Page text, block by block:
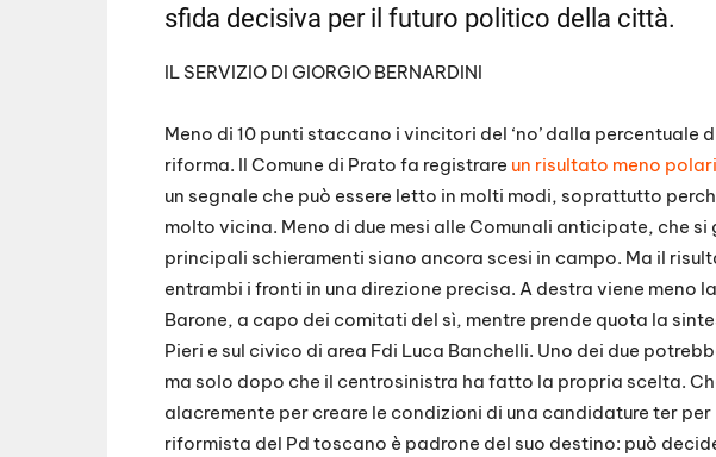
sfida decisiva per il futuro politico della città.
IL SERVIZIO DI GIORGIO BERNARDINI
Meno di 10 punti staccano i vincitori del ‘no’ dalla
riforma. Il Comune di Prato fa registrare un risultato meno
un segnale che può essere letto in molti modi, soprattutto
molto vicina. Meno di due mesi alle Comunali anticipate, che
principali schieramenti siano ancora scesi in campo. Ma il
entrambi i fronti in una direzione precisa. A destra viene meno
Barone, a capo dei comitati del sì, mentre prende quota la
Pieri e sul civico di area Fdi Luca Banchelli. Uno dei due
ma solo dopo che il centrosinistra ha fatto la propria scelta.
alacremente per creare le condizioni di una candidature ter
riformista del Pd toscano è padrone del suo destino: può